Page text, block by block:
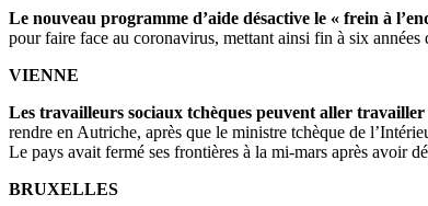
Le nouveau programme d’aide désactive le « frein à
pour faire face au coronavirus, mettant ainsi fin à six années
VIENNE
Les travailleurs sociaux tchèques peuvent aller
rendre en Autriche, après que le ministre tchèque de
Le pays avait fermé ses frontières à la mi-mars après avoir
BRUXELLES